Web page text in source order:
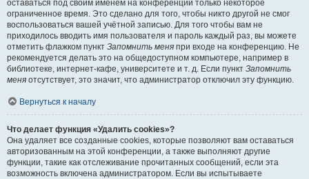
оставаться под своим именем на конференции только некоторое
ограниченное время. Это сделано для того, чтобы никто другой не смог
воспользоваться вашей учётной записью. Для того чтобы вам не
приходилось вводить имя пользователя и пароль каждый раз, вы можете
отметить флажком пункт Запомнить меня при входе на конференцию. Не
рекомендуется делать это на общедоступном компьютере, например в
библиотеке, интернет-кафе, университете и т. д. Если пункт Запомнить
меня отсутствует, это значит, что администратор отключил эту функцию.
Вернуться к началу
Что делает функция «Удалить cookies»?
Она удаляет все созданные cookies, которые позволяют вам оставаться
авторизованным на этой конференции, а также выполняют другие
функции, такие как отслеживание прочитанных сообщений, если эта
возможность включена администратором. Если вы испытываете